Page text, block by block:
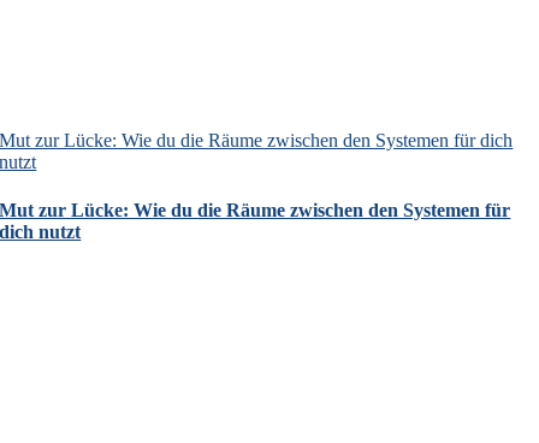
Mut zur Lücke: Wie du die Räume zwischen den Systemen für dich
nutzt
Mut zur Lücke: Wie du die Räume zwischen den Systemen für
dich nutzt